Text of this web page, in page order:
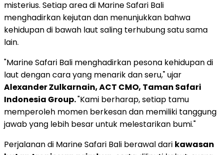
misterius. Setiap area di Marine Safari Bali
menghadirkan kejutan dan menunjukkan bahwa
kehidupan di bawah laut saling terhubung satu sama
lain.
"Marine Safari Bali menghadirkan pesona kehidupan di
laut dengan cara yang menarik dan seru," ujar
Alexander Zulkarnain, ACT CMO, Taman Safari
Indonesia Group."Kami berharap, setiap tamu
memperoleh momen berkesan dan memiliki tanggung
jawab yang lebih besar untuk melestarikan bumi."
Perjalanan di Marine Safari Bali berawal dari kawasan